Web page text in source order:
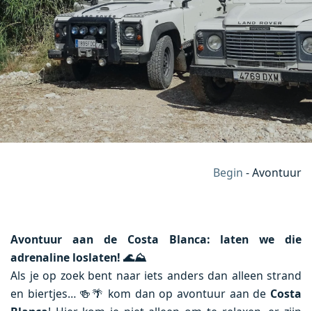
Begin -Avontuur
Avontuur aan de Costa Blanca: laten we die
adrenaline loslaten! 🌊⛰️
Als je op zoek bent naar iets anders dan alleen strand
en biertjes… 🍻🌴 kom dan op avontuur aan de Costa